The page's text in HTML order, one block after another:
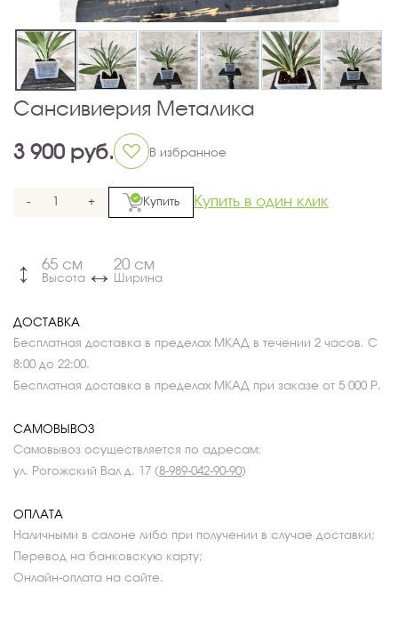
Сансивиерия Металика
3 900 руб. В избранное
- + Купить Купить в один клик
↔ 65 см
Высота ↔ 20 см
Ширина
ДОСТАВКА
Бесплатная доставка в пределах МКАД в течении 2 часов. С
8:00 до 22:00.
Бесплатная доставка в пределах МКАД при заказе от 5 000 Р.
САМОВЫВОЗ
Самовывоз осуществляется по адресам:
ул. Рогожский Вал д. 17 (8-989-042-90-90)
ОПЛАТА
Наличными в салоне либо при получении в случае доставки;
Перевод на банковскую карту;
Онлайн-оплата на сайте.